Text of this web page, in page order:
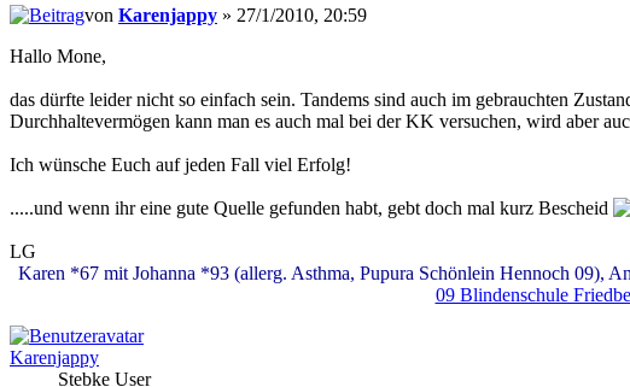
von Karenjappy » 27/1/2010, 20:59
Hallo Mone,
das dürfte leider nicht so einfach sein. Tandems sind auch im gebrauchten
Durchhaltevermögen kann man es auch mal bei der KK versuchen, wird aber
Ich wünsche Euch auf jeden Fall viel Erfolg!
.....und wenn ihr eine gute Quelle gefunden habt, gebt doch mal kurz Bescheid
LG
Karen *67 mit Johanna *93 (allerg. Asthma, Pupura Schönlein Hennoch 09),
09 Blindenschule
Karenjappy
Stebke User